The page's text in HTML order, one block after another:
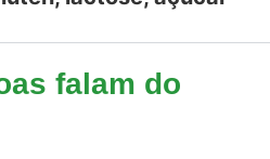
falam do